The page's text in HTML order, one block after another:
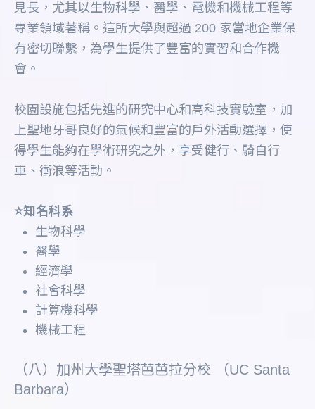
見長，尤其以生物科學、醫學、電機和機械工程等
專業領域著稱。這所大學與超過 200 家當地企業保
有密切聯繫，為學生提供了豐富的實習和合作機
會。
校園設施包括先進的研究中心和高科技實驗室，加
上聖地牙哥良好的氣候和豐富的戶外活動選擇，使
得學生能夠在學術研究之外，享受健行、騎自行
車、衝浪等活動。
⭐️知名科系
生物科學
醫學
經濟學
社會科學
計算機科學
機械工程
（八）加州大學聖塔芭芭拉分校 （UC Santa
Barbara）